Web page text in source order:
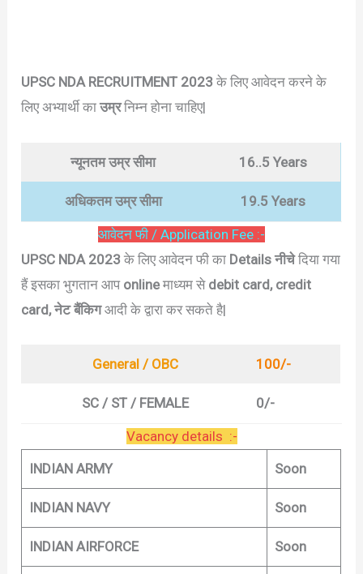
UPSC NDA RECRUITMENT 2023 के लिए आवेदन करने के
लिए अभ्यार्थी काउम्रनिम्न होना चाहिए|
न्यूनतम उम्र सीमा 16..5 Years
अधिकतम उम्र सीमा 19.5 Years
आवेदन फी / Application Fee :-
UPSC NDA 2023के लिए आवेदन फी का Details नीचेदिया गया
हैं इसका भुगतान आप onlineमाध्यम से debit card, credit
card, नेट बैंकिगआदी के द्वारा कर सकते है|
General / OBC 100/-
SC / ST / FEMALE 0/-
Vacancy details :-
INDIAN ARMY
Soon
INDIAN NAVY Soon
INDIAN AIRFORCE Soon